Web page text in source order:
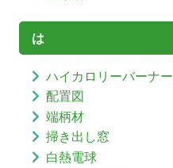
は
ハイカロリーバーナー
配置図
端柄材
掃き出し窓
白熱電球